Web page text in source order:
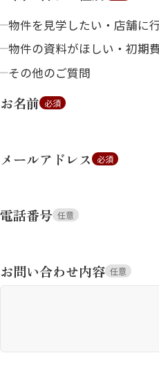
物件を見学したい・店舗に
物件の資料がほしい・初期
その他のご質問
お名前 必須
メールアドレス 必須
電話番号 任意
お問い合わせ内容 任意